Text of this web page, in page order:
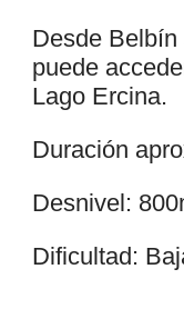
Desde
puede
Lago Ercina.
Duración
Desnivel:
Dificultad: